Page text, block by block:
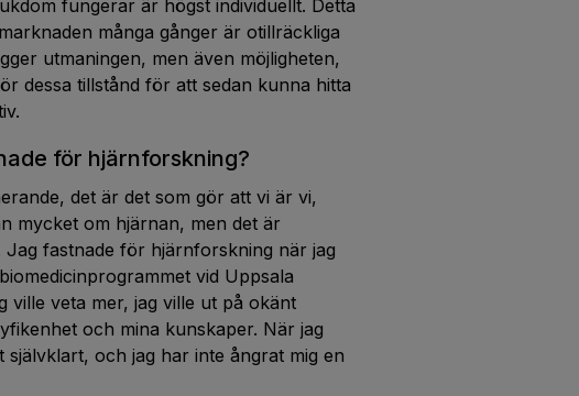
fungerar är högst individuellt. Detta
många gånger är otillräckliga
utmaningen, men även möjligheten,
dessa tillstånd för att sedan kunna hitta
för hjärnforskning?
det är det som gör att vi är vi,
mycket om hjärnan, men det är
fastnade för hjärnforskning när jag
vid Uppsala
ville veta mer, jag ville ut på okänt
och mina kunskaper. När jag
och jag har inte ångrat mig en